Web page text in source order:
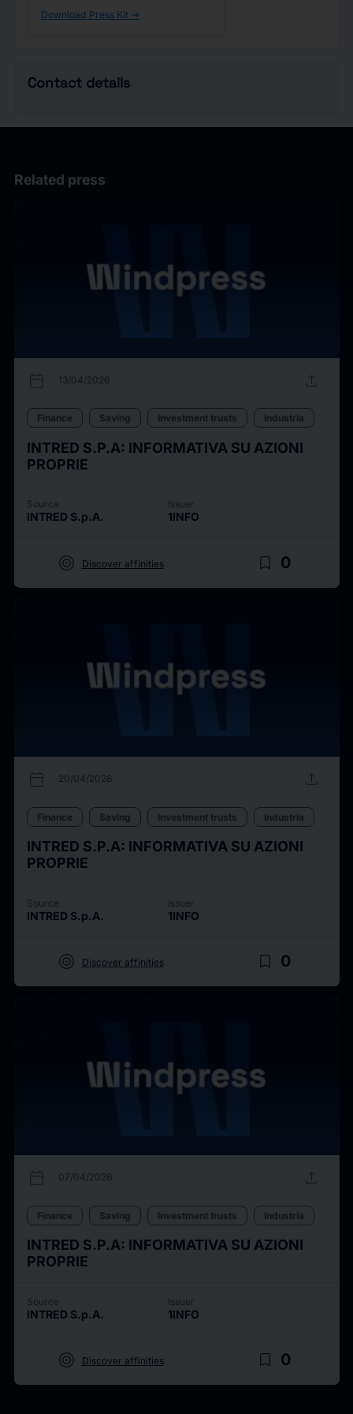
Download Press Kit ->
Contact details
Related press
calendar_today 13/04/2026 upload
Finance Saving Investment trusts Industria
INTRED S.P.A: INFORMATIVA SU AZIONI
PROPRIE
Source
INTRED S.p.A.
Issuer
1INFO
target Discover affinities bookmark_border 0
calendar_today 20/04/2026 upload
Finance Saving Investment trusts Industria
INTRED S.P.A: INFORMATIVA SU AZIONI
PROPRIE
Source
INTRED S.p.A.
Issuer
1INFO
target Discover affinities bookmark_border 0
calendar_today 07/04/2026 upload
Finance Saving Investment trusts Industria
INTRED S.P.A: INFORMATIVA SU AZIONI
PROPRIE
Source
INTRED S.p.A.
Issuer
1INFO
target Discover affinities bookmark_border 0